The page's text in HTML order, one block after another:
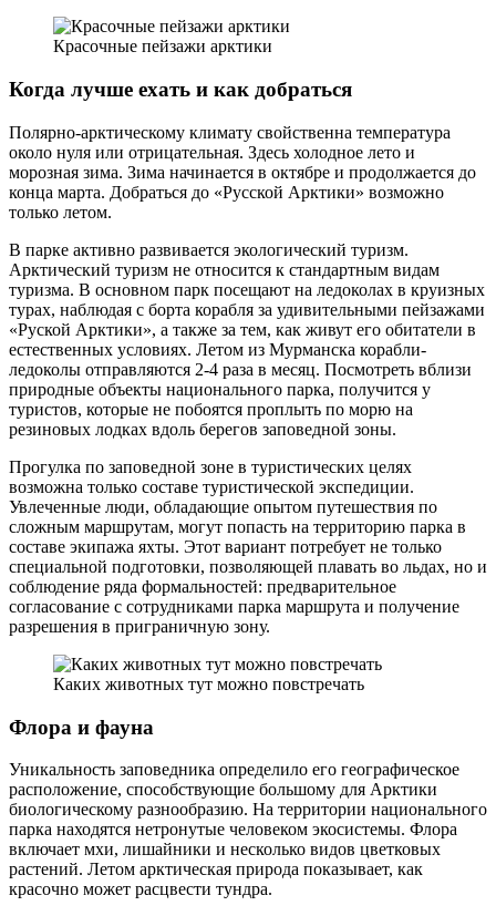
Красочные пейзажи арктики
Когда лучше ехать и как добраться
Полярно-арктическому климату свойственна температура
около нуля или отрицательная. Здесь холодное лето и
морозная зима. Зима начинается в октябре и продолжается до
конца марта. Добраться до «Русской Арктики» возможно
только летом.
В парке активно развивается экологический туризм.
Арктический туризм не относится к стандартным видам
туризма. В основном парк посещают на ледоколах в круизных
турах, наблюдая с борта корабля за удивительными пейзажами
«Руской Арктики», а также за тем, как живут его обитатели в
естественных условиях. Летом из Мурманска корабли-
ледоколы отправляются 2-4 раза в месяц. Посмотреть вблизи
природные объекты национального парка, получится у
туристов, которые не побоятся проплыть по морю на
резиновых лодках вдоль берегов заповедной зоны.
Прогулка по заповедной зоне в туристических целях
возможна только составе туристической экспедиции.
Увлеченные люди, обладающие опытом путешествия по
сложным маршрутам, могут попасть на территорию парка в
составе экипажа яхты. Этот вариант потребует не только
специальной подготовки, позволяющей плавать во льдах, но и
соблюдение ряда формальностей: предварительное
согласование с сотрудниками парка маршрута и получение
разрешения в приграничную зону.
Каких животных тут можно повстречать
Флора и фауна
Уникальность заповедника определило его географическое
расположение, способствующие большому для Арктики
биологическому разнообразию. На территории национального
парка находятся нетронутые человеком экосистемы. Флора
включает мхи, лишайники и несколько видов цветковых
растений. Летом арктическая природа показывает, как
красочно может расцвести тундра.